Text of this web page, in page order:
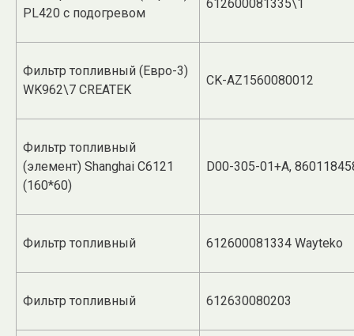
PL420 с подогревом
612600081335\1
Фильтр топливный (Евро-3)
WK962\7 CREATEK
CK-AZ1560080012
Фильтр топливный
(элемент) Shanghai C6121
(160*60)
D00-305-01+A,
Фильтр топливный 612600081334 Wayteko
Фильтр топливный 612630080203